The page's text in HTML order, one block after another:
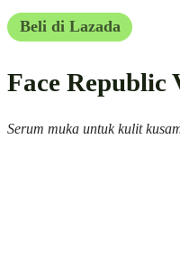
Beli di Lazada
Face Republic
Serum muka untuk kulit